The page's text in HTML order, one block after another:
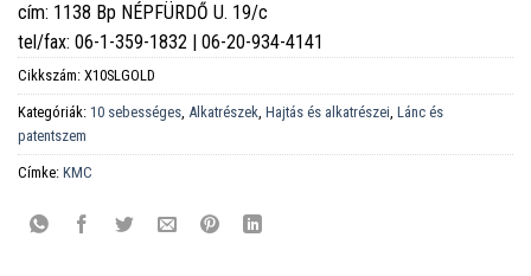
cím: 1138 Bp NÉPFÜRDŐ U. 19/c
tel/fax: 06-1-359-1832 | 06-20-934-4141
Cikkszám: X10SLGOLD
Kategóriák: 10 sebességes, Alkatrészek, Hajtás és alkatrészei, Lánc és
patentszem
Címke: KMC